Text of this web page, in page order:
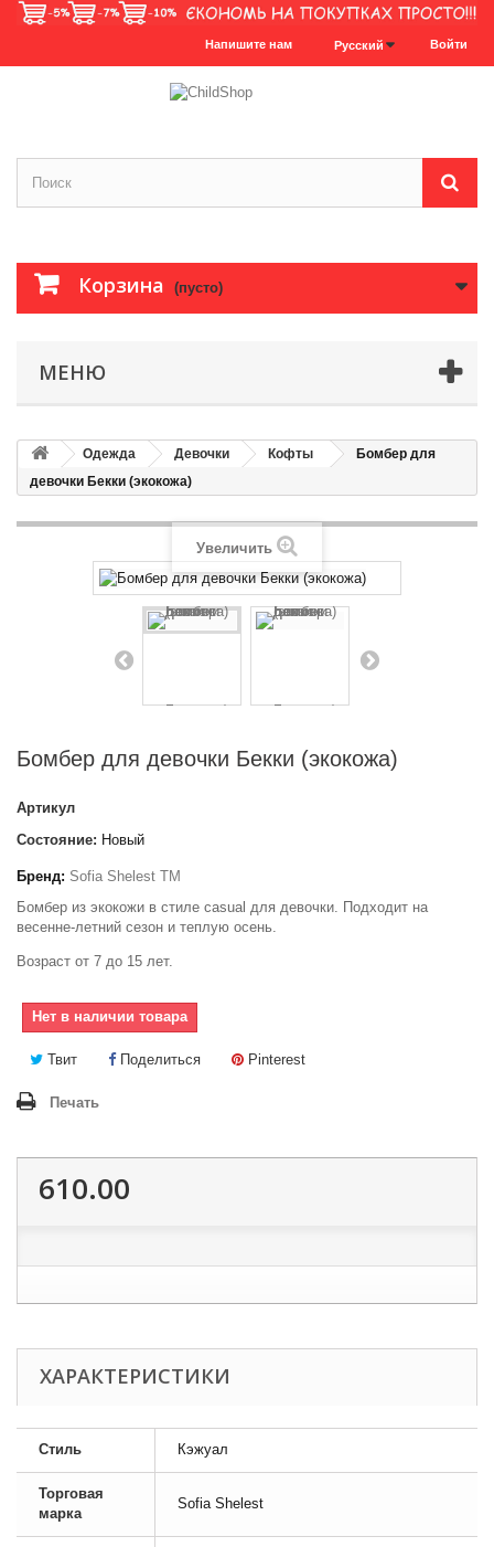
Войти
Русский
Напишите нам
Корзина (пусто)
МЕНЮ
Одежда Девочки Кофты
Бомбер для
девочки Бекки (экокожа)
Увеличить
Бомбер для девочки Бекки (экокожа)
Артикул
Состояние: Новый
Бренд: Sofia Shelest TM
Бомбер из экокожи в стиле casual для девочки. Подходит на
весенне-летний сезон и теплую осень.
Возраст от 7 до 15 лет.
Нет в наличии товара
Твит Поделиться Pinterest
Печать
610.00
ХАРАКТЕРИСТИКИ
Стиль Кэжуал
Торговая
марка
Sofia Shelest